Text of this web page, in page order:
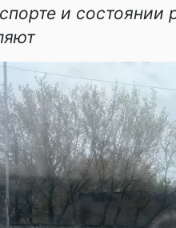
и состоянии